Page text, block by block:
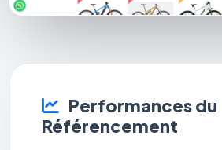
Performances du
Référencement